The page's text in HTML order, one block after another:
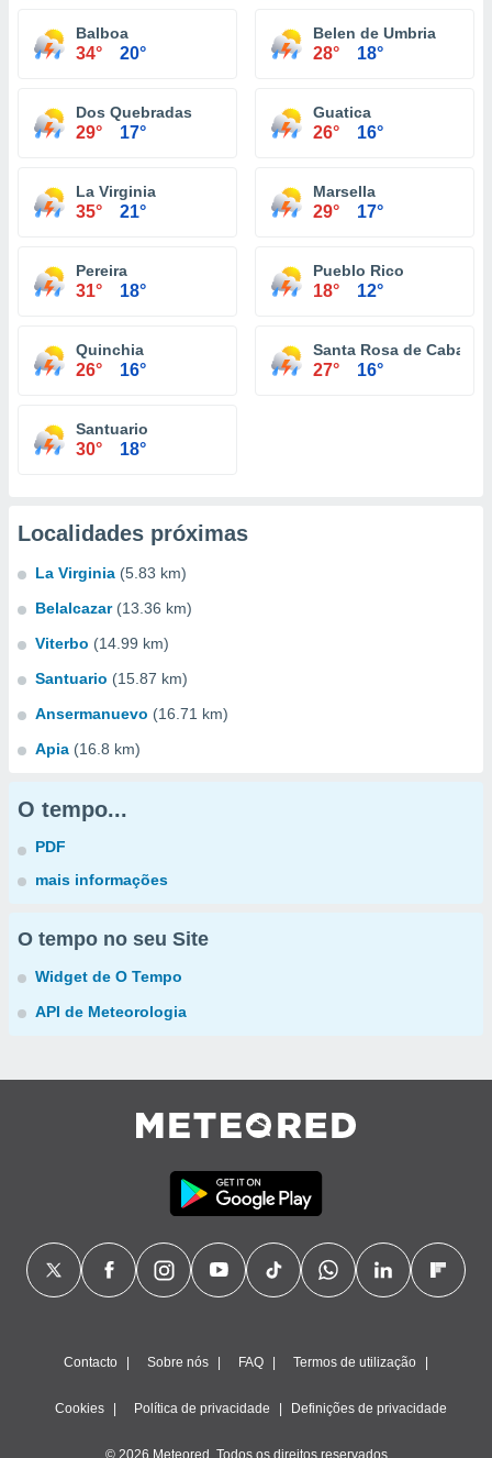
Balboa
34° 20°
Belen de Umbria
28° 18°
Dos Quebradas
29° 17°
Guatica
26° 16°
La Virginia
35° 21°
Marsella
29° 17°
Pereira
31° 18°
Pueblo Rico
18° 12°
Quinchia
26° 16°
Santa Rosa de Cabal
27° 16°
Santuario
30° 18°
Localidades próximas
La Virginia (5.83 km)
Belalcazar (13.36 km)
Viterbo (14.99 km)
Santuario (15.87 km)
Ansermanuevo (16.71 km)
Apia (16.8 km)
O tempo...
PDF
mais informações
O tempo no seu Site
Widget de O Tempo
API de Meteorologia
Contacto Sobre nós FAQ Termos de utilização
Cookies Política de privacidade Definições de privacidade
© 2026 Meteored. Todos os direitos reservados